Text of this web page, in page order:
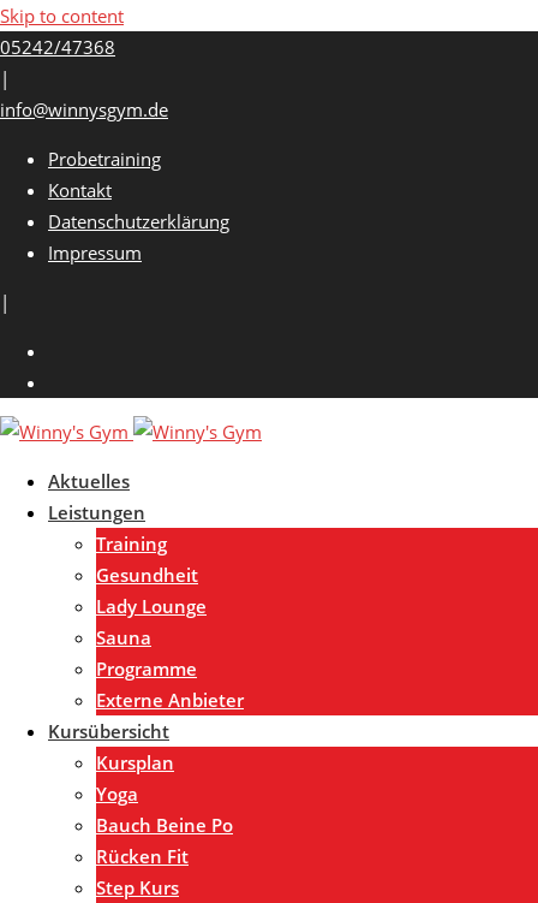
Skip to content
05242/47368
|
info@winnysgym.de
Probetraining
Kontakt
Datenschutzerklärung
Impressum
|
Aktuelles
Leistungen
Training
Gesundheit
Lady Lounge
Sauna
Programme
Externe Anbieter
Kursübersicht
Kursplan
Yoga
Bauch Beine Po
Rücken Fit
Step Kurs